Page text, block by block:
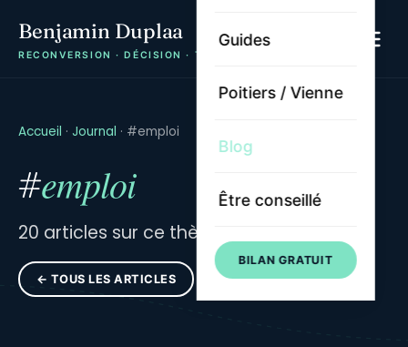
Benjamin Duplaa
RECONVERSION · DÉCISION · TRAJECTOIRE
Guides
Poitiers / Vienne
Blog
Être conseillé
BILAN GRATUIT
Accueil · Journal · #emploi
#emploi
20 articles sur ce thème.
← TOUS LES ARTICLES